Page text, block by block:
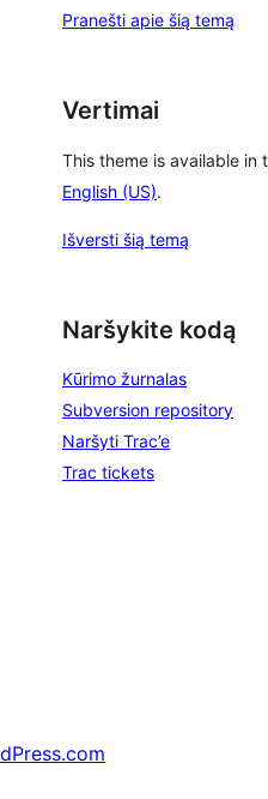
Pranešti apie šią temą
Vertimai
This theme is available in
English (US).
Išversti šią temą
Naršykite kodą
Kūrimo žurnalas
Subversion repository
Naršyti Trac’e
Trac tickets